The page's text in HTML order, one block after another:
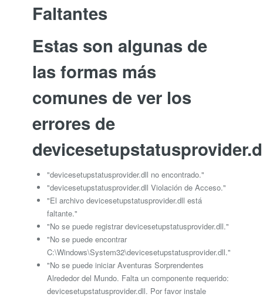
Faltantes
Estas son algunas de
las formas más
comunes de ver los
errores de
"devicesetupstatusprovider.dll no encontrado."
"devicesetupstatusprovider.dll Violación de Acceso."
"El archivo devicesetupstatusprovider.dll está
faltante."
"No se puede registrar devicesetupstatusprovider.dll."
"No se puede encontrar
C:\Windows\System32\devicesetupstatusprovider.dll."
"No se puede iniciar Aventuras Sorprendentes
Alrededor del Mundo. Falta un componente requerido:
devicesetupstatusprovider.dll. Por favor instale